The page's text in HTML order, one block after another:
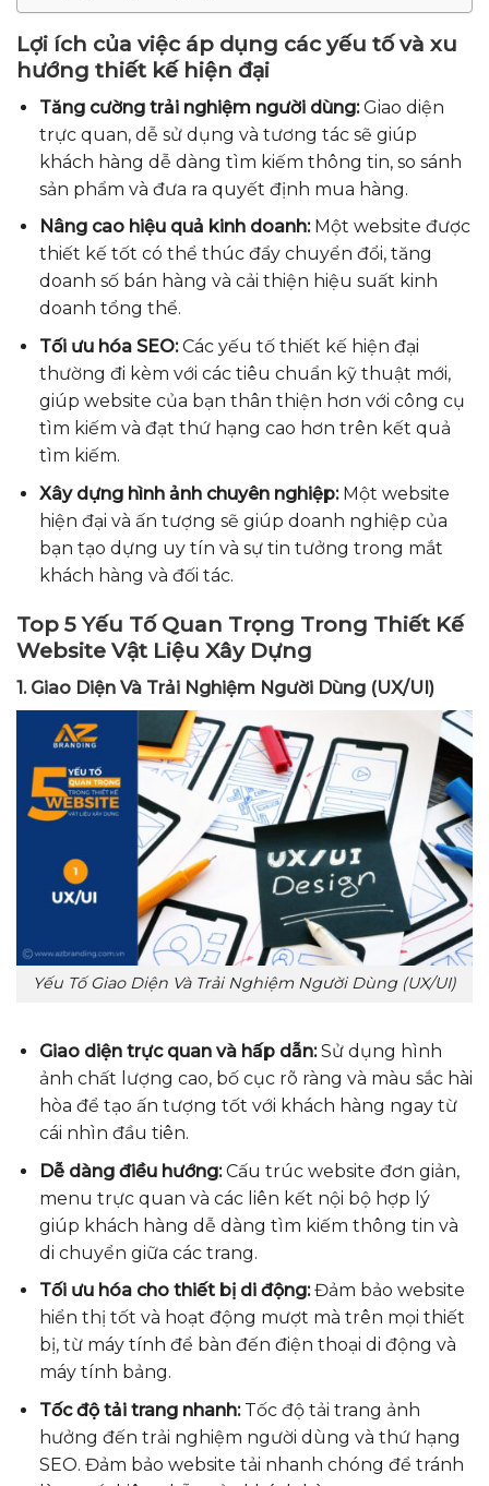
Lợi ích của việc áp dụng các yếu tố và xu
hướng thiết kế hiện đại
Tăng cường trải nghiệm người dùng:Giao diện
trực quan, dễ sử dụng và tương tác sẽ giúp
khách hàng dễ dàng tìm kiếm thông tin, so sánh
sản phẩm và đưa ra quyết định mua hàng.
Nâng cao hiệu quả kinh doanh:Một website được
thiết kế tốt có thể thúc đẩy chuyển đổi, tăng
doanh số bán hàng và cải thiện hiệu suất kinh
doanh tổng thể.
Tối ưu hóa SEO:Các yếu tố thiết kế hiện đại
thường đi kèm với các tiêu chuẩn kỹ thuật mới,
giúp website của bạn thân thiện hơn với công cụ
tìm kiếm và đạt thứ hạng cao hơn trên kết quả
tìm kiếm.
Xây dựng hình ảnh chuyên nghiệp:Một website
hiện đại và ấn tượng sẽ giúp doanh nghiệp của
bạn tạo dựng uy tín và sự tin tưởng trong mắt
khách hàng và đối tác.
Top 5 Yếu Tố Quan Trọng Trong Thiết Kế
Website Vật Liệu Xây Dựng
1. Giao Diện Và Trải Nghiệm Người Dùng (UX/UI)
Yếu Tố Giao Diện Và Trải Nghiệm Người Dùng (UX/UI)
Giao diện trực quan và hấp dẫn:Sử dụng hình
ảnh chất lượng cao, bố cục rõ ràng và màu sắc hài
hòa để tạo ấn tượng tốt với khách hàng ngay từ
cái nhìn đầu tiên.
Dễ dàng điều hướng:Cấu trúc website đơn giản,
menu trực quan và các liên kết nội bộ hợp lý
giúp khách hàng dễ dàng tìm kiếm thông tin và
di chuyển giữa các trang.
Tối ưu hóa cho thiết bị di động:Đảm bảo website
hiển thị tốt và hoạt động mượt mà trên mọi thiết
bị, từ máy tính để bàn đến điện thoại di động và
máy tính bảng.
Tốc độ tải trang nhanh:Tốc độ tải trang ảnh
hưởng đến trải nghiệm người dùng và thứ hạng
SEO. Đảm bảo website tải nhanh chóng để tránh